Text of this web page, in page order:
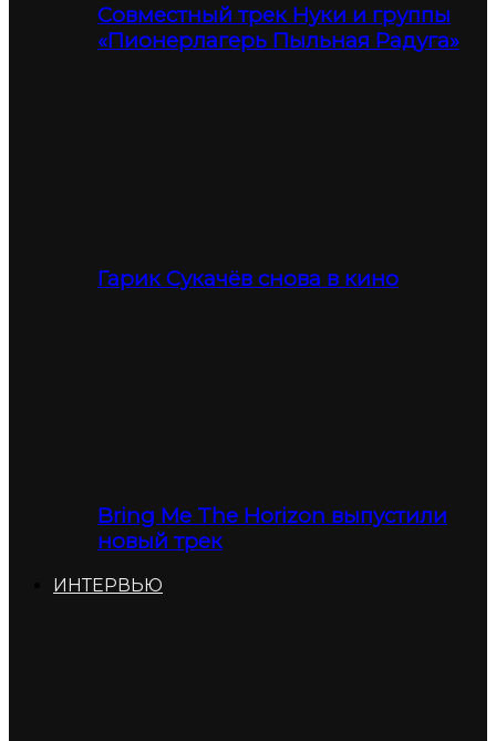
Совместный трек Нуки и группы
«Пионерлагерь Пыльная Радуга»
Гарик Сукачёв снова в кино
Bring Me The Horizon выпустили
новый трек
ИНТЕРВЬЮ